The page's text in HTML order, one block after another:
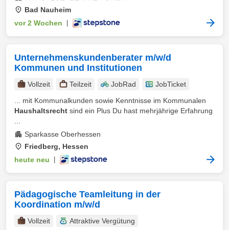
Bad Nauheim
vor 2 Wochen
Unternehmenskundenberater m/w/d
Kommunen und Institutionen
Vollzeit Teilzeit JobRad
JobTicket
... mit Kommunalkunden sowie Kenntnisse im Kommunalen
Haushaltsrecht sind ein Plus Du hast mehrjährige Erfahrung
Sparkasse Oberhessen
Friedberg, Hessen
heute neu
Pädagogische Teamleitung in der
Koordination m/w/d
Vollzeit
Attraktive Vergütung